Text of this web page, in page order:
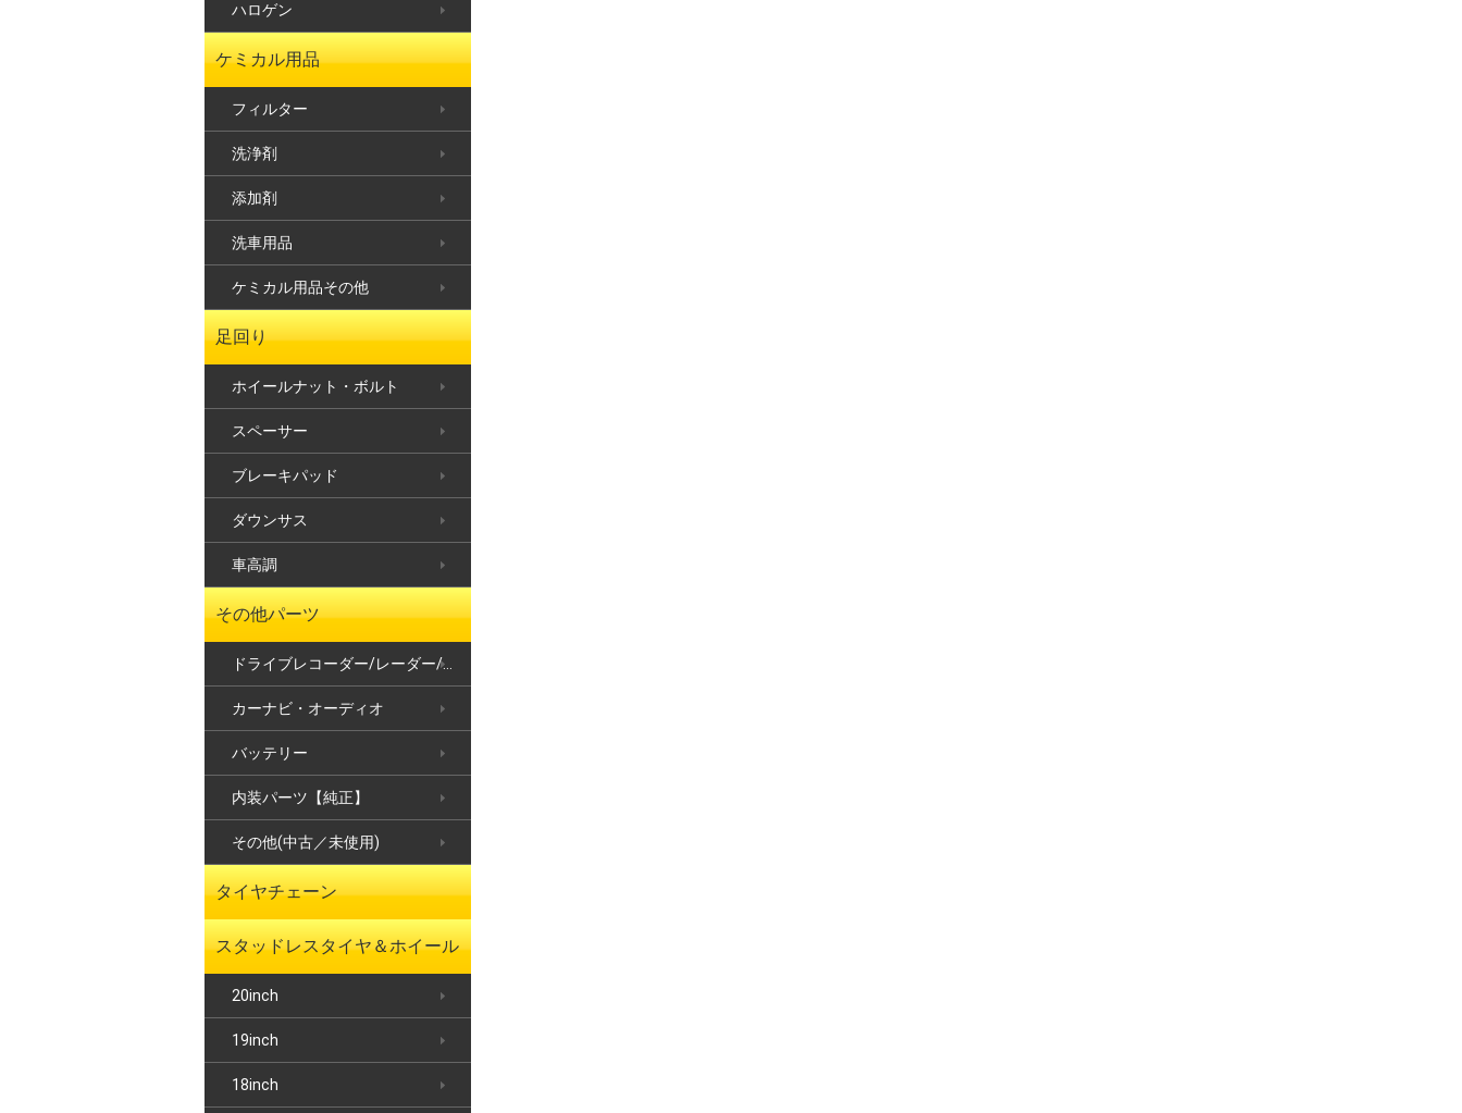
ハロゲン
ケミカル用品
フィルター
洗浄剤
添加剤
洗車用品
ケミカル用品その他
足回り
ホイールナット・ボルト
スペーサー
ブレーキパッド
ダウンサス
車高調
その他パーツ
ドライブレコーダー/レーダー/ETC
カーナビ・オーディオ
バッテリー
内装パーツ【純正】
その他(中古／未使用)
タイヤチェーン
スタッドレスタイヤ＆ホイール
20inch
19inch
18inch